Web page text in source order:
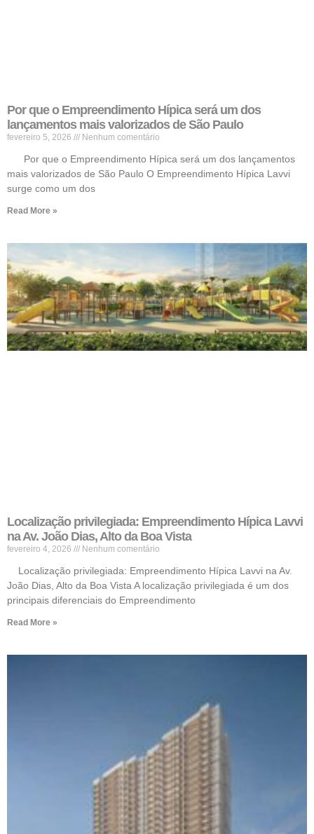
Por que o Empreendimento Hípica será um dos
lançamentos mais valorizados de São Paulo
fevereiro 5, 2026 Nenhum comentário
Por que o Empreendimento Hípica será um dos lançamentos
mais valorizados de São Paulo O Empreendimento Hípica Lavvi
surge como um dos
Read More »
Localização privilegiada: Empreendimento Hípica Lavvi
na Av. João Dias, Alto da Boa Vista
fevereiro 4, 2026 Nenhum comentário
Localização privilegiada: Empreendimento Hípica Lavvi na Av.
João Dias, Alto da Boa Vista A localização privilegiada é um dos
principais diferenciais do Empreendimento
Read More »